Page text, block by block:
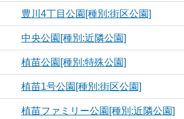
豊川4丁目公園[種別:街区公園]
中央公園[種別:近隣公園]
植苗公園[種別:特殊公園]
植苗1号公園[種別:街区公園]
植苗ファミリー公園[種別:近隣公園]